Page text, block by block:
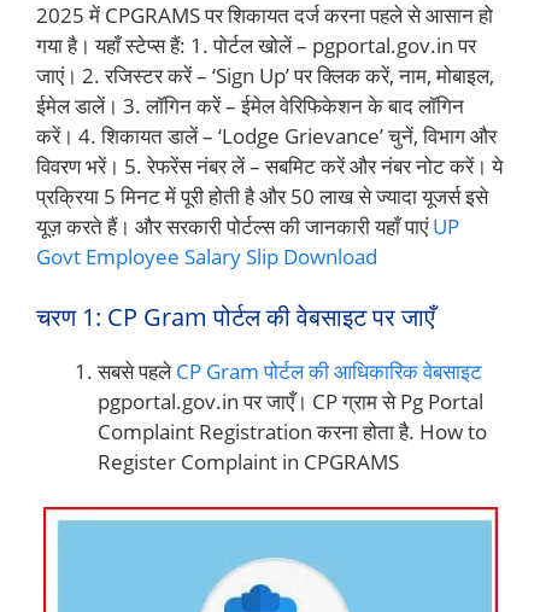
2025 में CPGRAMS पर शिकायत दर्ज करना पहले से आसान हो
गया है। यहाँ स्टेप्स हैं: 1. पोर्टल खोलें – pgportal.gov.in पर
जाएं। 2. रजिस्टर करें – ‘Sign Up’ पर क्लिक करें, नाम, मोबाइल,
ईमेल डालें। 3. लॉगिन करें – ईमेल वेरिफिकेशन के बाद लॉगिन
करें। 4. शिकायत डालें – ‘Lodge Grievance’ चुनें, विभाग और
विवरण भरें। 5. रेफरेंस नंबर लें – सबमिट करें और नंबर नोट करें। ये
प्रक्रिया 5 मिनट में पूरी होती है और 50 लाख से ज्यादा यूजर्स इसे
यूज़ करते हैं। और सरकारी पोर्टल्स की जानकारी यहाँ पाएंUP
Govt Employee Salary Slip Download
चरण 1: CP Gram पोर्टल की वेबसाइट पर जाएँ
सबसे पहलेCP Gram पोर्टल की आधिकारिक वेबसाइट
pgportal.gov.in पर जाएँ। CP ग्राम से Pg Portal
Complaint Registration करना होता है. How to
Register Complaint in CPGRAMS